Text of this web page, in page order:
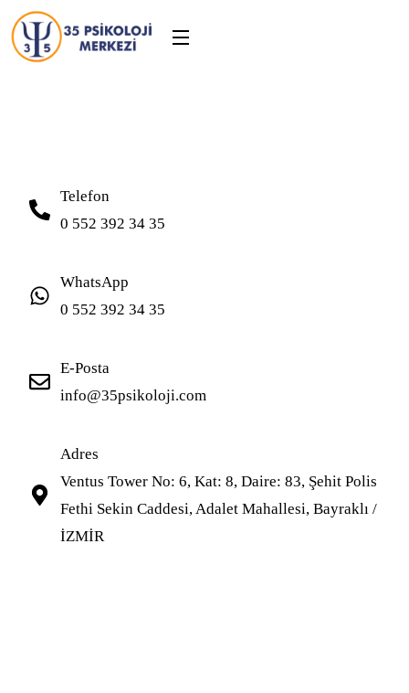
Telefon
0 552 392 34 35
WhatsApp
0 552 392 34 35
E-Posta
info@35psikoloji.com
Adres
Ventus Tower No: 6, Kat: 8, Daire: 83, Şehit Polis
Fethi Sekin Caddesi, Adalet Mahallesi, Bayraklı /
İZMİR